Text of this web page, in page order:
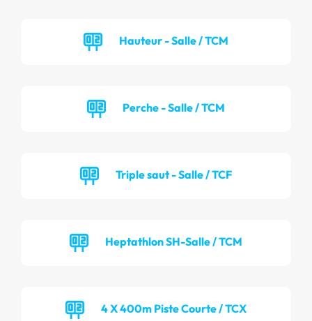
Hauteur - Salle / TCM
Perche - Salle / TCM
Triple saut - Salle / TCF
Heptathlon SH-Salle / TCM
4 X 400m Piste Courte / TCX